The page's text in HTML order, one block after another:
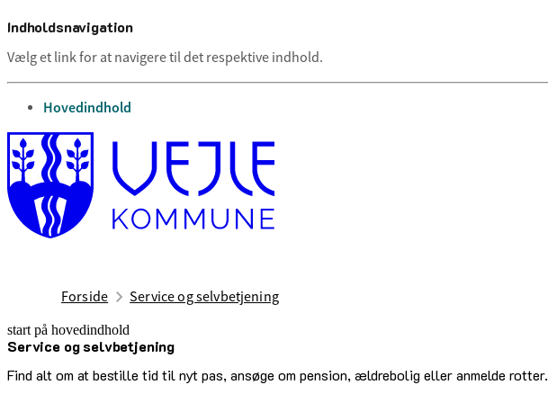
Indholdsnavigation
Vælg et link for at navigere til det respektive indhold.
gå til
Hovedindhold
Forside Service og selvbetjening
start på hovedindhold
Service og selvbetjening
Find alt om at bestille tid til nyt pas, ansøge om pension, ældrebolig eller anmelde rotter.
senest opdateret 29. juni 2026